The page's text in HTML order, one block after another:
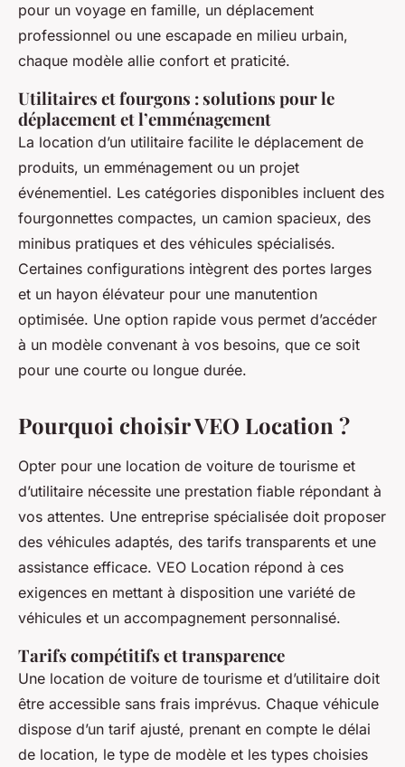
pour un voyage en famille, un déplacement
professionnel ou une escapade en milieu urbain,
chaque modèle allie confort et praticité.
Utilitaires et fourgons : solutions pour le
déplacement et l’emménagement
La location d’un utilitaire facilite le déplacement de
produits, un emménagement ou un projet
événementiel. Les catégories disponibles incluent des
fourgonnettes compactes, un camion spacieux, des
minibus pratiques et des véhicules spécialisés.
Certaines configurations intègrent des portes larges
et un hayon élévateur pour une manutention
optimisée. Une option rapide vous permet d’accéder
à un modèle convenant à vos besoins, que ce soit
pour une courte ou longue durée.
Pourquoi choisir VEO Location ?
Opter pour une location de voiture de tourisme et
d’utilitaire nécessite une prestation fiable répondant à
vos attentes. Une entreprise spécialisée doit proposer
des véhicules adaptés, des tarifs transparents et une
assistance efficace. VEO Location répond à ces
exigences en mettant à disposition une variété de
véhicules et un accompagnement personnalisé.
Tarifs compétitifs et transparence
Une location de voiture de tourisme et d’utilitaire doit
être accessible sans frais imprévus. Chaque véhicule
dispose d’un tarif ajusté, prenant en compte le délai
de location, le type de modèle et les types choisies